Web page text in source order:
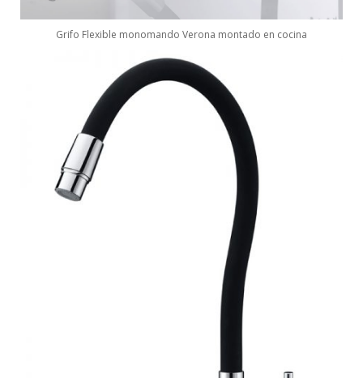
Grifo Flexible monomando Verona montado en cocina